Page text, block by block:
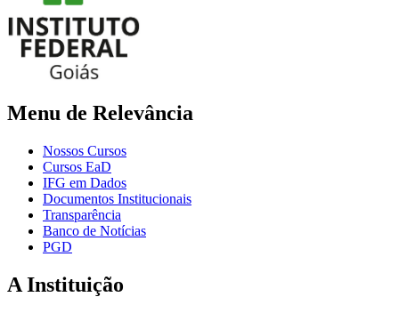
Menu de Relevância
Nossos Cursos
Cursos EaD
IFG em Dados
Documentos Institucionais
Transparência
Banco de Notícias
PGD
A Instituição